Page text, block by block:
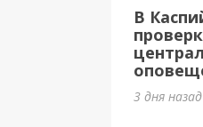
В
3 дня